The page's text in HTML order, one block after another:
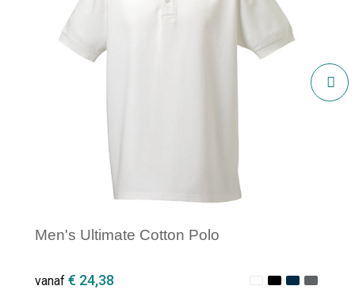
Men's Ultimate Cotton Polo
vanaf € 24,38